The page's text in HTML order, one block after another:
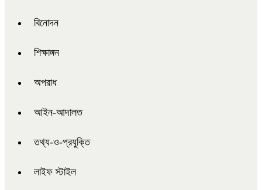
বিনোদন
শিক্ষাঙ্গন
অপরাধ
আইন-আদালত
তথ্য-ও-প্রযুক্তি
লাইফ স্টাইল